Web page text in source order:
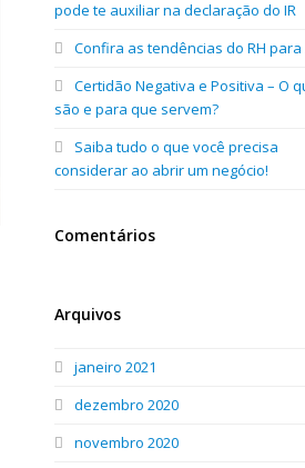
pode te auxiliar na declaração do IR
Confira as tendências do RH para
Certidão Negativa e Positiva – O
são e para que servem?
Saiba tudo o que você precisa
considerar ao abrir um negócio!
Comentários
Arquivos
janeiro 2021
dezembro 2020
novembro 2020